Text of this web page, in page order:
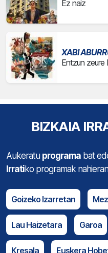
Ez naiz
XABI
Entzun zeure
BIZKAIA
Aukeratu programa bat
Irratiko programak
Goizeko Izarretan
Lau Haizetara Garoa
Kresala Euskera